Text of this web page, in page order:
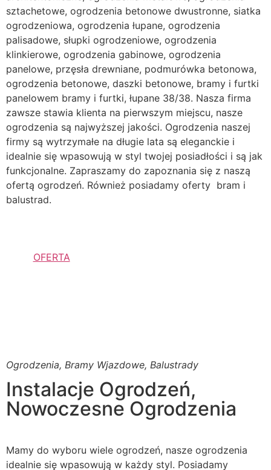
sztachetowe, ogrodzenia betonowe dwustronne, siatka
ogrodzeniowa, ogrodzenia łupane, ogrodzenia
palisadowe, słupki ogrodzeniowe, ogrodzenia
klinkierowe, ogrodzenia gabinowe, ogrodzenia
panelowe, przęsła drewniane, podmurówka betonowa,
ogrodzenia betonowe, daszki betonowe, bramy i furtki
panelowem bramy i furtki, łupane 38/38. Nasza firma
zawsze stawia klienta na pierwszym miejscu, nasze
ogrodzenia są najwyższej jakości. Ogrodzenia naszej
firmy są wytrzymałe na długie lata są eleganckie i
idealnie się wpasowują w styl twojej posiadłości i są jak
funkcjonalne. Zapraszamy do zapoznania się z naszą
ofertą ogrodzeń. Również posiadamy oferty bram i
balustrad.
OFERTA
Ogrodzenia, Bramy Wjazdowe, Balustrady
Instalacje Ogrodzeń,
Nowoczesne Ogrodzenia
Mamy do wyboru wiele ogrodzeń, nasze ogrodzenia
idealnie się wpasowują w każdy styl. Posiadamy